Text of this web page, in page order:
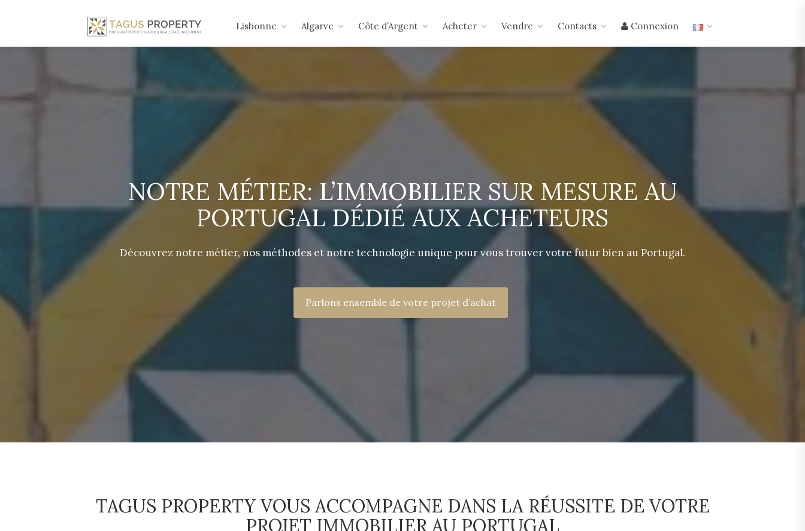
Lisbonne Algarve Côte d’Argent Acheter Vendre Contacts Connexion
NOTRE MÉTIER: L’IMMOBILIER SUR MESURE AU
PORTUGAL DÉDIÉ AUX ACHETEURS
Découvrez notre métier, nos méthodes et notre technologie unique pour vous trouver votre futur bien au Portugal.
Parlons ensemble de votre projet d’achat
TAGUS PROPERTY VOUS ACCOMPAGNE DANS LA RÉUSSITE DE VOTRE
PROJET IMMOBILIER AU PORTUGAL